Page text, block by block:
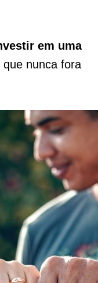
em uma
nunca fora